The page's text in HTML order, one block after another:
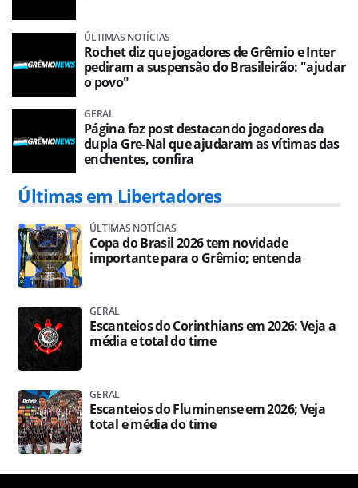
ÚLTIMAS NOTÍCIAS
Rochet diz que jogadores de Grêmio e Inter
pediram a suspensão do Brasileirão: "ajudar
o povo"
GERAL
Página faz post destacando jogadores da
dupla Gre-Nal que ajudaram as vítimas das
enchentes, confira
Últimas em Libertadores
ÚLTIMAS NOTÍCIAS
Copa do Brasil 2026 tem novidade
importante para o Grêmio; entenda
GERAL
Escanteios do Corinthians em 2026: Veja a
média e total do time
GERAL
Escanteios do Fluminense em 2026; Veja
total e média do time